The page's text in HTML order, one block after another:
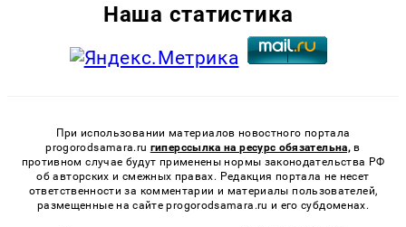
Наша статистика
При использовании материалов новостного портала
progorodsamara.ru гиперссылка на ресурс обязательна, в
противном случае будут применены нормы законодательства РФ
об авторских и смежных правах. Редакция портала не несет
ответственности за комментарии и материалы пользователей,
размещенные на сайте progorodsamara.ru и его субдоменах.